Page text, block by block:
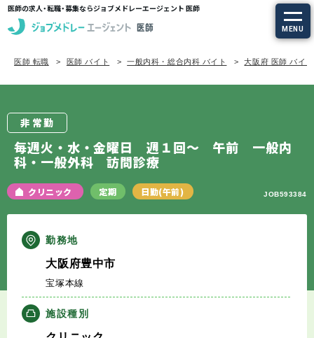
医師の求人・転職・募集ならジョブメドレーエージェント 医師
MENU
求人を探す
定期非常勤の求人
エージェントサービスTOP
サービスの流れ
医師 転職 医師 バイト 一般内科・総合内科 バイト 大阪府 医師 バイト
非常勤
毎週火・水・金曜日 週１回～ 午前 一般内
科・一般外科 訪問診療
クリニック 定期 日勤(午前) JOB593384
勤務地
大阪府豊中市
宝塚本線
施設種別